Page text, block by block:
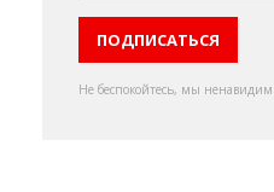
Не беспокойтесь, мы